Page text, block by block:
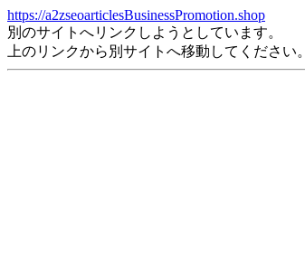
https://a2zseoarticlesBusinessPromotion.shop
別のサイトへリンクしようとしています。
上のリンクから別サイトへ移動してください。